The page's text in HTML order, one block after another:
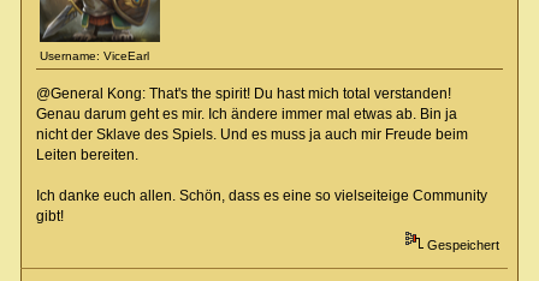
Username: ViceEarl
@General Kong: That's the spirit! Du hast mich total verstanden!
Genau darum geht es mir. Ich ändere immer mal etwas ab. Bin ja
nicht der Sklave des Spiels. Und es muss ja auch mir Freude beim
Leiten bereiten.
Ich danke euch allen. Schön, dass es eine so vielseiteige Community
gibt!
Gespeichert